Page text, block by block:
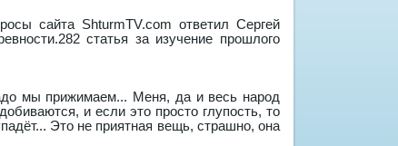
сайта ShturmTV.com ответил Сергей
статья за изучение прошлого
мы прижимаем... Меня, да и весь народ
и если это просто глупость, то
Это не приятная вещь, страшно, она